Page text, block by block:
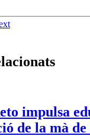
impulsa
de la mà